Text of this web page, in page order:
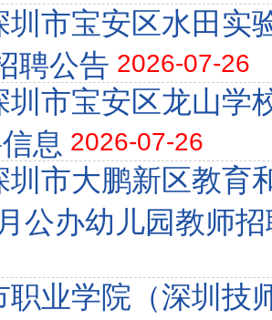
圳市宝安区水田实
聘公告 2026-07-26
圳市宝安区龙山学
息 2026-07-26
圳市大鹏新区教育
公办幼儿园教师
职业学院（深圳技